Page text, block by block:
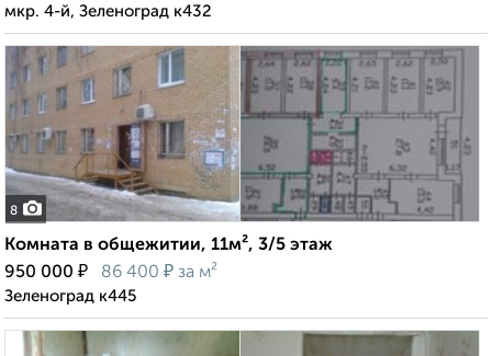
мкр. 4-й, Зеленоград к432
8
Комната в общежитии, 11м², 3/5 этаж
950 000 ₽ 86 400 ₽ за м²
Зеленоград к445